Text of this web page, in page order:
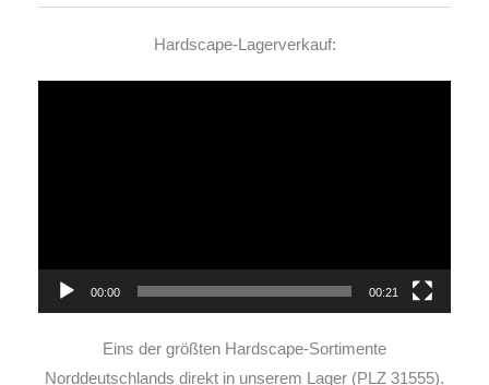
Hardscape-Lagerverkauf:
00:00 00:21
Eins der größten Hardscape-Sortimente
Norddeutschlands direkt in unserem Lager (PLZ 31555).